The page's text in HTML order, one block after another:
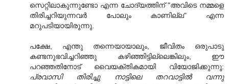
സെറ്റിലാകുന്നുണ്ടോ എന്ന ചോദ്യത്തിന് "അവിടെ നമ്മളെ
തിരിച്ചറിയുന്നവര്‍ പോലും കാണില്ല" എന്ന
മറുപടിയായിരുന്നു.
പക്ഷേ, എന്തു തന്നെയായാലും, ജീവിതം ഒരുപാടു
കണ്ടനുഭവിച്ചറിഞ്ഞു കഴിഞ്ഞിട്ടില്ലെങ്കിലും, ഈ
പറഞ്ഞതിനോട് വൈയക്തികമായി വിയോജിക്കുന്നു:
പ്രവാസി തിരിച്ചു നാട്ടിലെ തറവാട്ടില്‍ വന്നു